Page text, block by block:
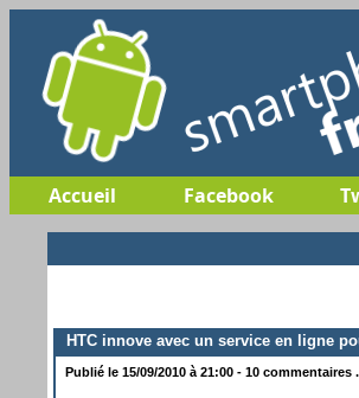
Accueil Facebook
HTC innove avec un service en ligne
Publié le 15/09/2010 à 21:00 - 10 commentaires